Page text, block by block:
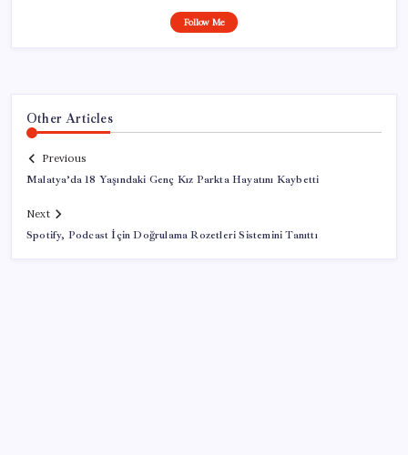
Follow Me
Other Articles
Previous
Malatya’da 18 Yaşındaki Genç Kız Parkta Hayatını Kaybetti
Next
Spotify, Podcast İçin Doğrulama Rozetleri Sistemini Tanıttı